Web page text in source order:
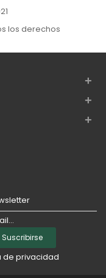
los derechos
+
+
+
Suscribirse
de privacidad